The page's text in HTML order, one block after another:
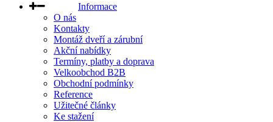
Informace
O nás
Kontakty
Montáž dveří a zárubní
Akční nabídky
Termíny, platby a doprava
Velkoobchod B2B
Obchodní podmínky
Reference
Užitečné články
Ke stažení